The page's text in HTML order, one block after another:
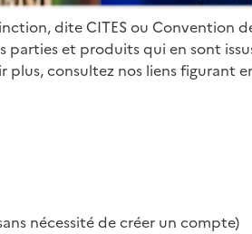
dite CITES ou Convention
et produits qui en sont
consultez nos liens figurant
nécessité de créer un compte)